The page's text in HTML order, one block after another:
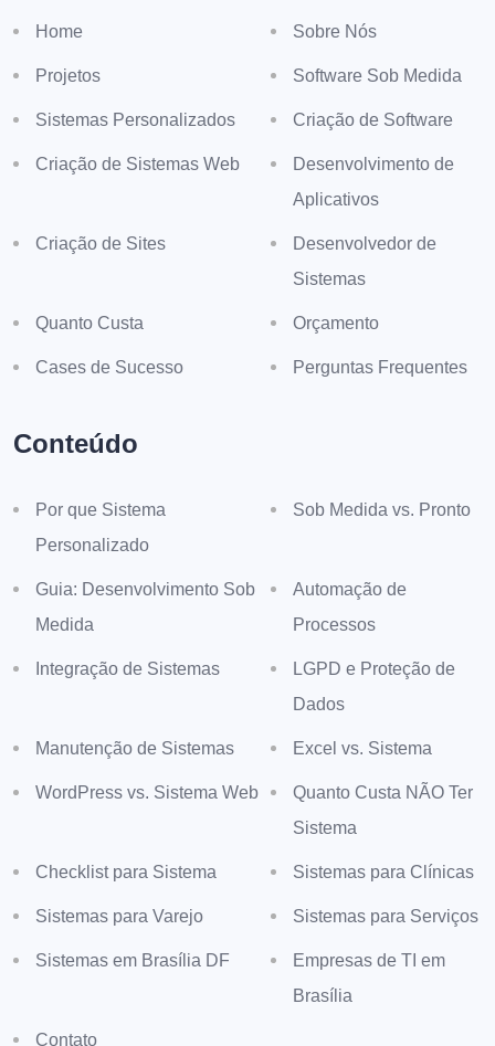
Home Sobre Nós
Projetos Software Sob Medida
Sistemas Personalizados Criação de Software
Criação de Sistemas Web
Desenvolvimento de
Aplicativos
Criação de Sites
Desenvolvedor de
Sistemas
Quanto Custa Orçamento
Cases de Sucesso Perguntas Frequentes
Conteúdo
Por que Sistema
Personalizado
Sob Medida vs. Pronto
Guia: Desenvolvimento Sob
Medida
Automação de
Processos
Integração de Sistemas
LGPD e Proteção de
Dados
Manutenção de Sistemas Excel vs. Sistema
WordPress vs. Sistema Web
Quanto Custa NÃO Ter
Sistema
Checklist para Sistema Sistemas para Clínicas
Sistemas para Varejo Sistemas para Serviços
Sistemas em Brasília DF
Empresas de TI em
Brasília
Contato